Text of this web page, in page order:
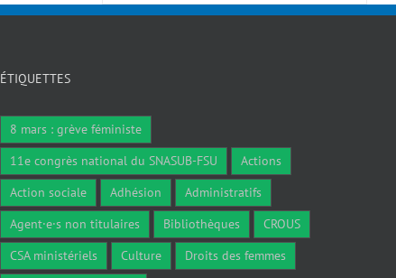
ÉTIQUETTES
8 mars : grève féministe
11e congrès national du SNASUB-FSU
Actions
Action sociale
Adhésion
Administratifs
Agent·e·s non titulaires
Bibliothèques
CROUS
CSA ministériels
Culture
Droits des femmes